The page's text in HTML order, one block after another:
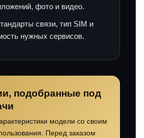
фото и видео.
связи, тип SIM и
нужных сервисов.
подобранные под
модели со своим
Перед заказом